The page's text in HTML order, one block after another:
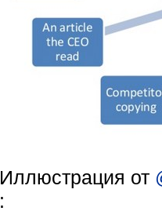
Иллюстрация от
: